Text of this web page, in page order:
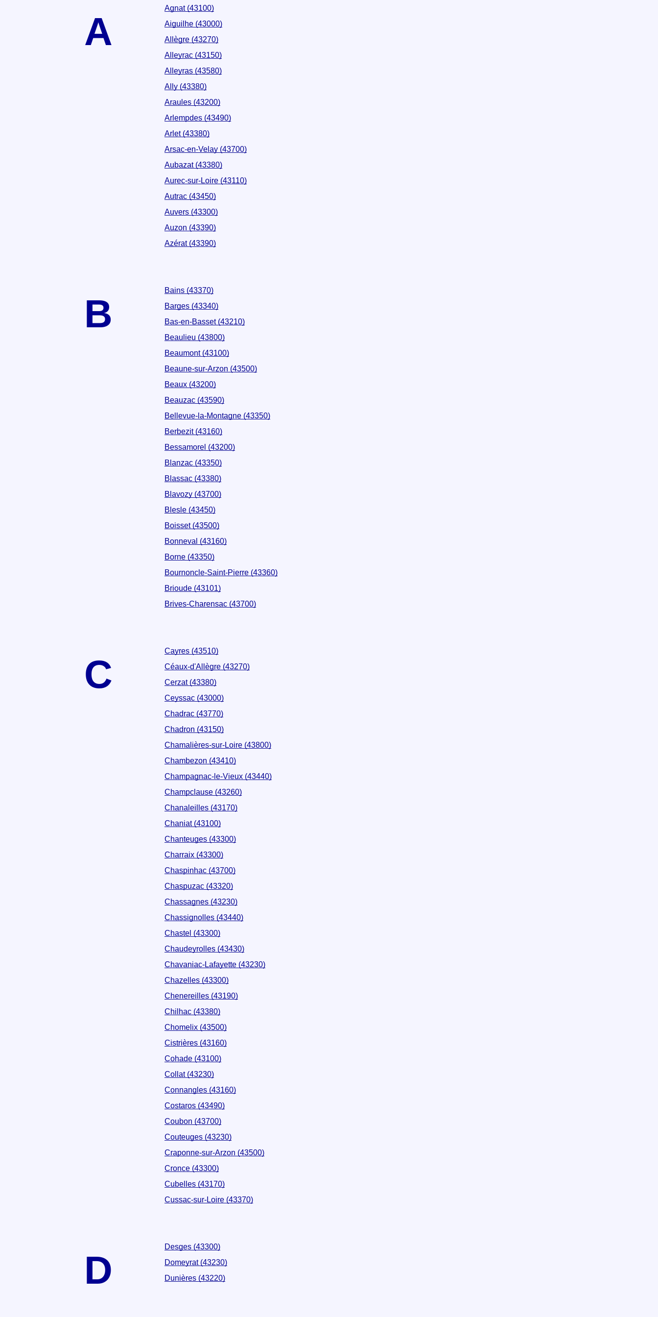
A
Agnat (43100)
Aiguilhe (43000)
Allègre (43270)
Alleyrac (43150)
Alleyras (43580)
Ally (43380)
Araules (43200)
Arlempdes (43490)
Arlet (43380)
Arsac-en-Velay (43700)
Aubazat (43380)
Aurec-sur-Loire (43110)
Autrac (43450)
Auvers (43300)
Auzon (43390)
Azérat (43390)
B
Bains (43370)
Barges (43340)
Bas-en-Basset (43210)
Beaulieu (43800)
Beaumont (43100)
Beaune-sur-Arzon (43500)
Beaux (43200)
Beauzac (43590)
Bellevue-la-Montagne (43350)
Berbezit (43160)
Bessamorel (43200)
Blanzac (43350)
Blassac (43380)
Blavozy (43700)
Blesle (43450)
Boisset (43500)
Bonneval (43160)
Borne (43350)
Bournoncle-Saint-Pierre (43360)
Brioude (43101)
Brives-Charensac (43700)
C
Cayres (43510)
Céaux-d'Allègre (43270)
Cerzat (43380)
Ceyssac (43000)
Chadrac (43770)
Chadron (43150)
Chamalières-sur-Loire (43800)
Chambezon (43410)
Champagnac-le-Vieux (43440)
Champclause (43260)
Chanaleilles (43170)
Chaniat (43100)
Chanteuges (43300)
Charraix (43300)
Chaspinhac (43700)
Chaspuzac (43320)
Chassagnes (43230)
Chassignolles (43440)
Chastel (43300)
Chaudeyrolles (43430)
Chavaniac-Lafayette (43230)
Chazelles (43300)
Chenereilles (43190)
Chilhac (43380)
Chomelix (43500)
Cistrières (43160)
Cohade (43100)
Collat (43230)
Connangles (43160)
Costaros (43490)
Coubon (43700)
Couteuges (43230)
Craponne-sur-Arzon (43500)
Cronce (43300)
Cubelles (43170)
Cussac-sur-Loire (43370)
D
Desges (43300)
Domeyrat (43230)
Dunières (43220)